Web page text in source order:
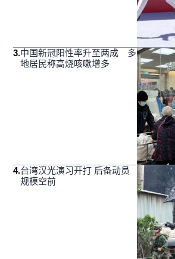
3.中国新冠阳性率升至两成 多
地居民称高烧咳嗽增多
4.台湾汉光演习开打 后备动员
规模空前